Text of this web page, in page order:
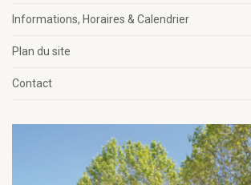
Informations, Horaires & Calendrier
Plan du site
Contact